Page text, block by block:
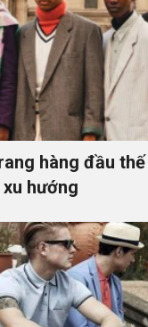
hàng đầu
hướng